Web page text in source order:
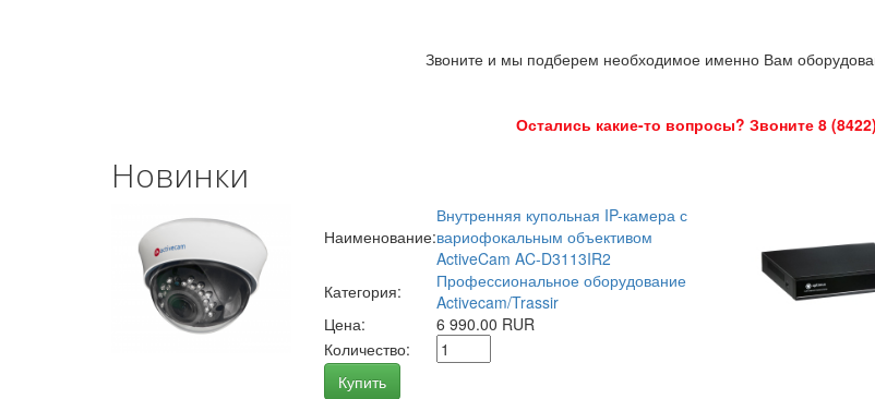
Звоните и мы подберем необходимое именно Вам
Остались какие-то вопросы? Звоните 8
Новинки
Наименование:
Внутренняя купольная IP-камера с
вариофокальным объективом
ActiveCam AC-D3113IR2
Категория:
Профессиональное оборудование
Activecam/Trassir
Цена:
6 990.00 RUR
Количество:
Купить